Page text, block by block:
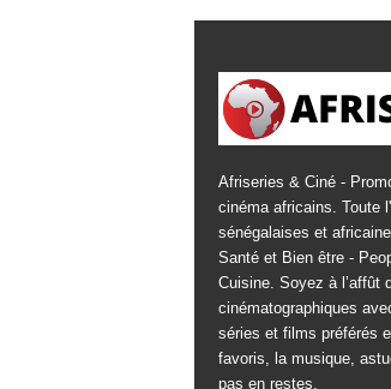
Afriseries & Ciné -
cinéma africains. Toute
sénégalaises et
Santé et Bien être -
Cuisine. Soyez à l’affût
cinématographiques
séries et films préférés
favoris, la musique,
pas en restes.